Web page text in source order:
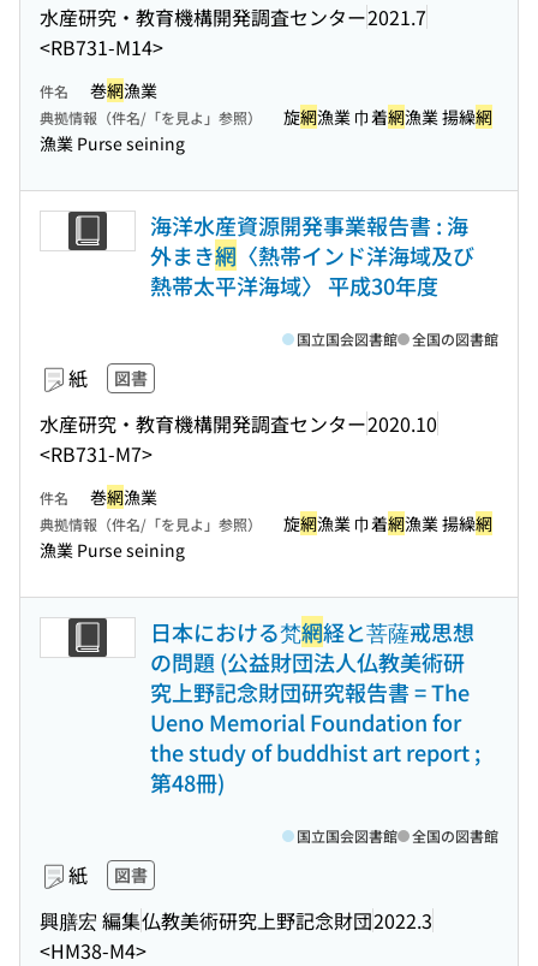
水産研究・教育機構開発調査センター2021.7
<RB731-M14>
件名 巻網漁業
典拠情報（件名/「を見よ」参照） 旋網漁業 巾着網漁業 揚繰網
漁業 Purse seining
海洋水産資源開発事業報告書 : 海
外まき網 〈熱帯インド洋海域及び
熱帯太平洋海域〉 平成30年度
紙 図書
水産研究・教育機構開発調査センター2020.10
<RB731-M7>
国立国会図書館 全国の図書館
件名 巻網漁業
典拠情報（件名/「を見よ」参照） 旋網漁業 巾着網漁業 揚繰網
漁業 Purse seining
日本における梵網経と菩薩戒思想
の問題 (公益財団法人仏教美術研
究上野記念財団研究報告書 = The
Ueno Memorial Foundation for
the study of buddhist art report ;
第48冊)
紙 図書
興膳宏 編集仏教美術研究上野記念財団2022.3
<HM38-M4>
国立国会図書館 全国の図書館